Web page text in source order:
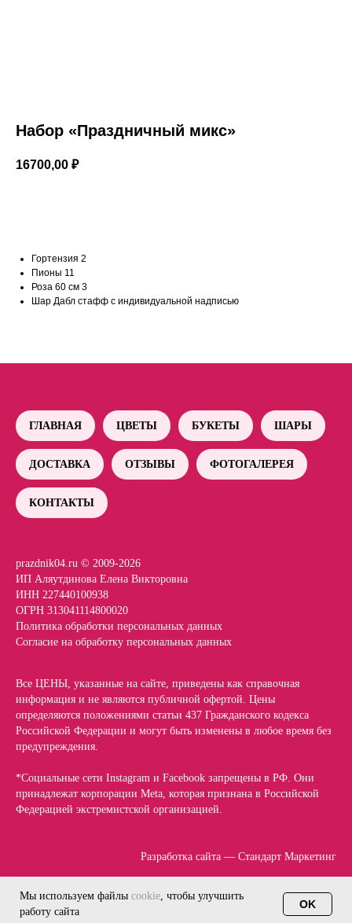
Набор «Праздничный микс»
16700,00 ₽
Гортензия 2
Пионы 11
Роза 60 см 3
Шар Дабл стафф с индивидуальной надписью
ГЛАВНАЯ ЦВЕТЫ БУКЕТЫ ШАРЫ
ДОСТАВКА ОТЗЫВЫ ФОТОГАЛЕРЕЯ
КОНТАКТЫ
prazdnik04.ru © 2009-2026
ИП Аляутдинова Елена Викторовна
ИНН 227440100938
ОГРН 313041114800020
Политика обработки персональных данных
Согласие на обработку персональных данных
Все ЦЕНЫ, указанные на сайте, приведены как справочная
информация и не являются публичной офертой. Цены
определяются положениями статьи 437 Гражданского кодекса
Российской Федерации и могут быть изменены в любое время без
предупреждения.
*Социальные сети Instagram и Facebook запрещены в РФ. Они
принадлежат корпорации Meta, которая признана в Российской
Федерацией экстремистской организацией.
Разработка сайта — Стандарт Маркетинг
Мы используем файлы cookie, чтобы улучшить
работу сайта
OK